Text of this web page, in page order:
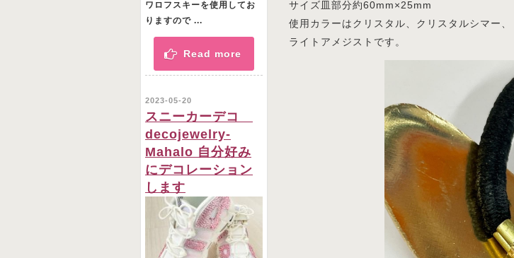
サイズ皿部分約60mm×25mm
使用カラーはクリスタル、クリスタルシマー、
ライトアメジストです。
ワロフスキーを使用してお
りますので ...
Read more
2023-05-20
スニーカーデコ
decojewelry-
Mahalo 自分好み
にデコレーション
します